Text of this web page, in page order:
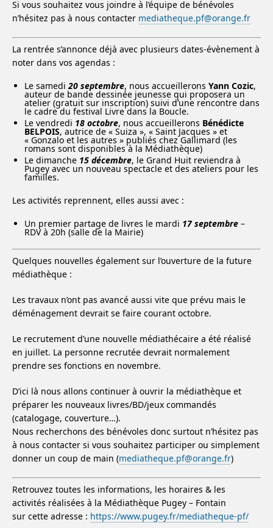
Si vous souhaitez vous joindre à l’équipe de bénévoles
n’hésitez pas à nous contacter mediatheque.pf@orange.fr
La rentrée s’annonce déjà avec plusieurs dates-évènement à
noter dans vos agendas :
Le samedi20 septembre, nous accueillerons Yann Cozic,
auteur de bande dessinée jeunesse qui proposera un
atelier (gratuit sur inscription) suivi d’une rencontre dans
le cadre du festival Livre dans la Boucle.
Le vendredi 18 octobre, nous accueillerons Bénédicte
BELPOIS, autrice de « Suiza », « Saint Jacques » et
« Gonzalo et les autres » publiés chez Gallimard (les
romans sont disponibles à la Médiathèque)
Le dimanche 15 décembre, le Grand Huit reviendra à
Pugey avec un nouveau spectacle et des ateliers pour les
familles.
Les activités reprennent, elles aussi avec :
Un premier partage de livres le mardi 17 septembre –
RDV à 20h (salle de la Mairie)
Quelques nouvelles également sur l’ouverture de la future
médiathèque :
Les travaux n’ont pas avancé aussi vite que prévu mais le
déménagement devrait se faire courant octobre.
Le recrutement d’une nouvelle médiathécaire a été réalisé
en juillet. La personne recrutée devrait normalement
prendre ses fonctions en novembre.
D’ici là nous allons continuer à ouvrir la médiathèque et
préparer les nouveaux livres/BD/jeux commandés
(catalogage, couverture…).
Nous recherchons des bénévoles donc surtout n’hésitez pas
à nous contacter si vous souhaitez participer ou simplement
donner un coup de main (mediatheque.pf@orange.fr)
Retrouvez toutes les informations, les horaires & les
activités réalisées à la Médiathèque Pugey – Fontain
sur cette adresse : https://www.pugey.fr/mediatheque-pf/